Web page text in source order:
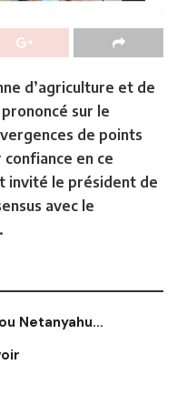
d’agriculture et de
sur le
de points
en ce
invité le président de
avec le
Netanyahu…